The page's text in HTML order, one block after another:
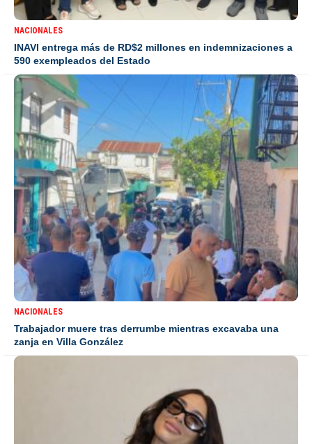
NACIONALES
INAVI entrega más de RD$2 millones en indemnizaciones a
590 exempleados del Estado
NACIONALES
Trabajador muere tras derrumbe mientras excavaba una
zanja en Villa González